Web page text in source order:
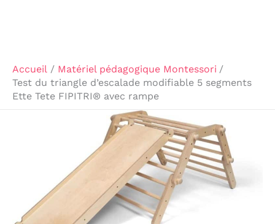
Accueil
Matériel pédagogique Montessori
Test du triangle d’escalade modifiable 5 segments
Ette Tete FIPITRI® avec rampe